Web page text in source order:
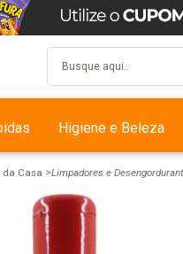
Higiene e Beleza
da Casa Limpadores e